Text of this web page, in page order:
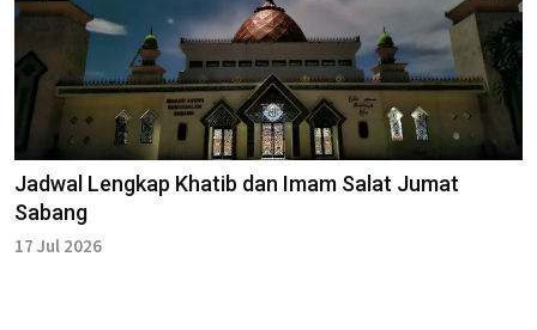
Jadwal Lengkap Khatib dan Imam Salat Jumat
Sabang
17 Jul 2026